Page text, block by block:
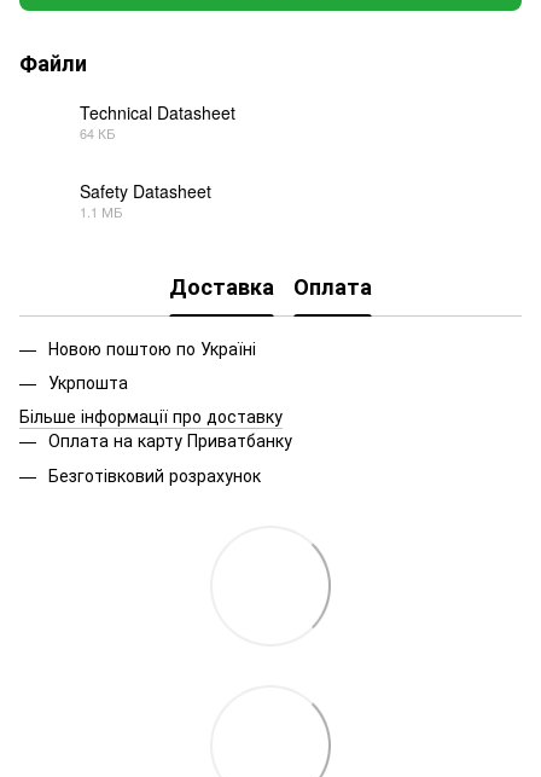
Файли
Technical Datasheet
64 КБ
Safety Datasheet
1.1 МБ
Доставка Оплата
Новою поштою по Україні
Укрпошта
Більше інформації про доставку
Оплата на карту Приватбанку
Безготівковий розрахунок